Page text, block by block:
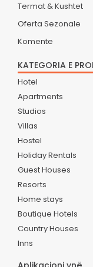
Termat & Kushtet
Oferta Sezonale
Komente
KATEGORIA E
Hotel
Apartments
Studios
Villas
Hostel
Holiday Rentals
Guest Houses
Resorts
Home stays
Boutique Hotels
Country Houses
Inns